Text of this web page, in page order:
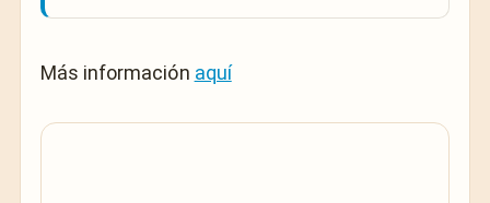
Más información aquí